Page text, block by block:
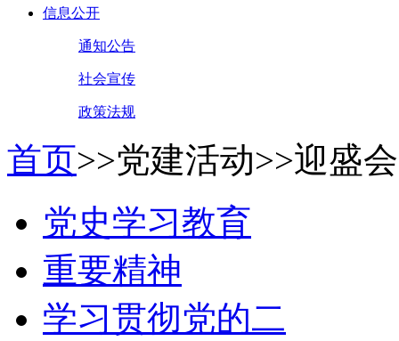
信息公开
通知公告
社会宣传
政策法规
首页>>党建活动>>迎盛
党史学习教育
重要精神
学习贯彻党的二